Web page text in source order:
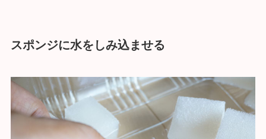
スポンジに水をしみ込ませる